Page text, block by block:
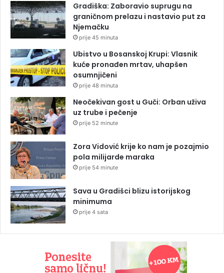
Gradiška: Zaboravio suprugu na
graničnom prelazu i nastavio put za
Njemačku
prije 45 minuta
Ubistvo u Bosanskoj Krupi: Vlasnik
kuće pronađen mrtav, uhapšen
osumnjičeni
prije 48 minuta
Neočekivan gost u Guči: Orban uživa
uz trube i pečenje
prije 52 minute
Zora Vidović krije ko nam je pozajmio
pola milijarde maraka
prije 54 minute
Sava u Gradišci blizu istorijskog
minimuma
prije 4 sata